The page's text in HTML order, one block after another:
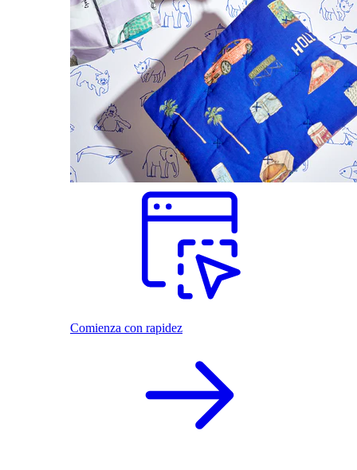
Comienza con rapidez